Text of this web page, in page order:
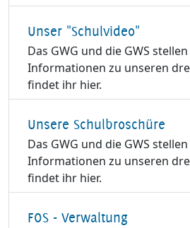
Unser "Schulvideo"
Das GWG und die GWS
Informationen zu unseren
findet ihr hier.
Unsere Schulbroschüre
Das GWG und die GWS
Informationen zu unseren
findet ihr hier.
FOS - Verwaltung